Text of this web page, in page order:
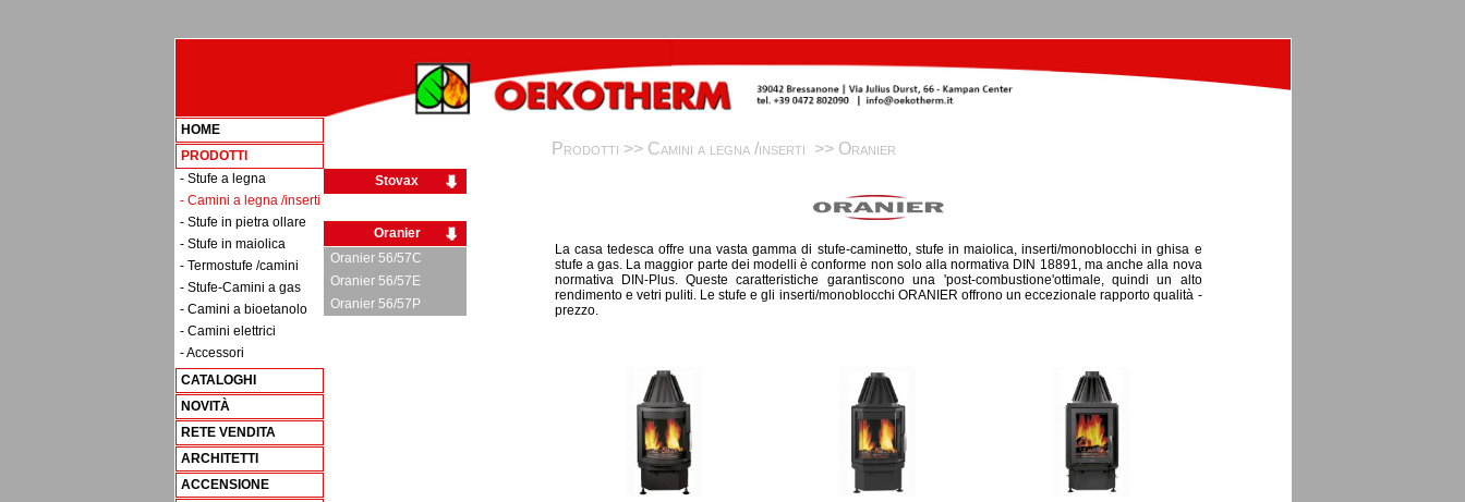
HOME
PRODOTTI
- Stufe a legna
- Camini a legna /inserti
- Stufe in pietra ollare
- Stufe in maiolica
- Termostufe /camini
- Stufe-Camini a gas
- Camini a bioetanolo
- Camini elettrici
- Accessori
CATALOGHI
NOVITÀ
RETE VENDITA
ARCHITETTI
ACCENSIONE
Stovax
Oranier
Oranier 56/57C
Oranier 56/57E
Oranier 56/57P
Prodotti >> Camini a legna /inserti >> Oranier
La casa tedesca offre una vasta gamma di stufe-caminetto, stufe in maiolica, inserti/monoblocchi in ghisa e
stufe a gas. La maggior parte dei modelli è conforme non solo alla normativa DIN 18891, ma anche alla nova
normativa DIN-Plus. Queste caratteristiche garantiscono una 'post-combustione'ottimale, quindi un alto
rendimento e vetri puliti. Le stufe e gli inserti/monoblocchi ORANIER offrono un eccezionale rapporto qualità -
prezzo.